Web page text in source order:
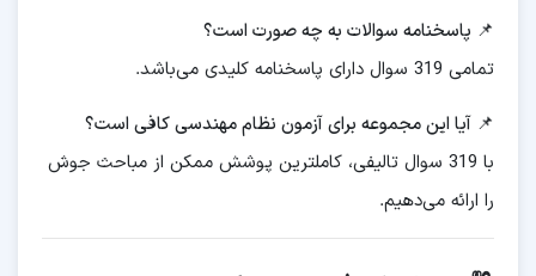
📌 پاسخنامه سوالات به چه صورت است؟
تمامی 319 سوال دارای پاسخنامه کلیدی می‌باشد.
📌 آیا این مجموعه برای آزمون نظام مهندسی کافی است؟
با 319 سوال تالیفی، کاملترین پوشش ممکن از مباحث جوش
را ارائه می‌دهیم.